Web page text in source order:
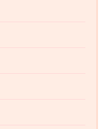
thông tin